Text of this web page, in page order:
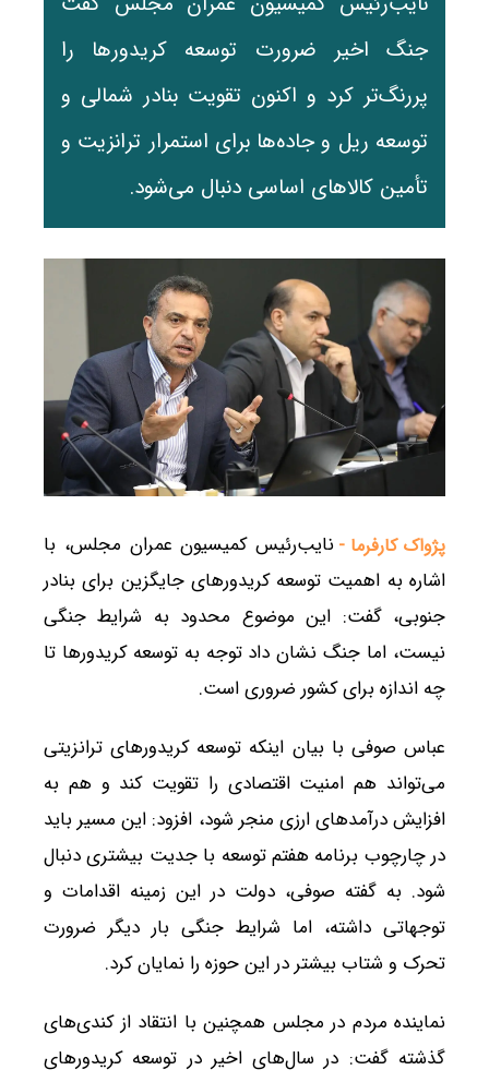
جنگ اخیر ضرورت توسعه کریدورها را
پررنگ‌تر کرد و اکنون تقویت بنادر شمالی و
توسعه ریل و جاده‌ها برای استمرار ترانزیت و
تأمین کالاهای اساسی دنبال می‌شود.
پژواک کارفرما - نایب‌رئیس کمیسیون عمران مجلس، با
اشاره به اهمیت توسعه کریدورهای جایگزین برای بنادر
جنوبی، گفت: این موضوع محدود به شرایط جنگی
نیست، اما جنگ نشان داد توجه به توسعه کریدورها تا
چه اندازه برای کشور ضروری است.
عباس صوفی با بیان اینکه توسعه کریدورهای ترانزیتی
می‌تواند هم امنیت اقتصادی را تقویت کند و هم به
افزایش درآمدهای ارزی منجر شود، افزود: این مسیر باید
در چارچوب برنامه هفتم توسعه با جدیت بیشتری دنبال
شود. به گفته صوفی، دولت در این زمینه اقدامات و
توجهاتی داشته، اما شرایط جنگی بار دیگر ضرورت
تحرک و شتاب بیشتر در این حوزه را نمایان کرد.
نماینده مردم در مجلس همچنین با انتقاد از کندی‌های
گذشته گفت: در سال‌های اخیر در توسعه کریدورهای